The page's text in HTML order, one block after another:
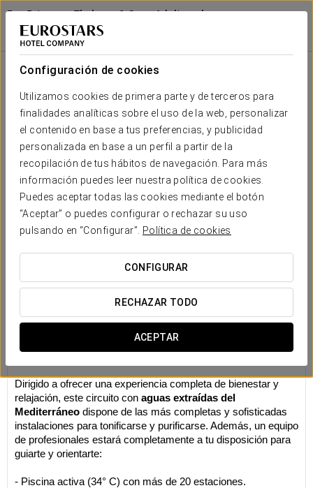
Configuración de cookies
Utilizamos cookies de primera parte y de terceros para
finalidades analíticas sobre el uso de la web, personalizar
el contenido en base a tus preferencias, y publicidad
personalizada en base a un perfil a partir de la
recopilación de tus hábitos de navegación. Para más
información puedes leer nuestra política de cookies.
Puedes aceptar todas las cookies mediante el botón
“Aceptar” o puedes configurar o rechazar su uso
pulsando en “Configurar”.
Política de cookies
CONFIGURAR
RECHAZAR TODO
ACEPTAR
Exe Estepona Thalasso & Spa - Adults only
Recommended
MÁLAGA - ESTEPONA
Elya Spa
Nuestro spa
Descuento exclusivo para clientes alojados sobre toda la
carta de tratamientos de spa y el circuito marino.
Dirigido a ofrecer una experiencia completa de bienestar y
relajación, este circuito con aguas extraídas del
Mediterráneo dispone de las más completas y sofisticadas
instalaciones para tonificarse y purificarse. Además, un equipo
de profesionales estará completamente a tu disposición para
guiarte y orientarte:
- Piscina activa (34° C) con más de 20 estaciones.